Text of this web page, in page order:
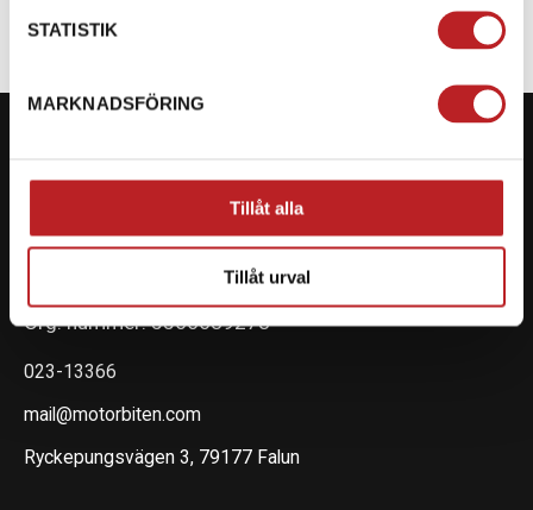
STATISTIK
MARKNADSFÖRING
Tillåt alla
Tillåt urval
KONTAKTA OSS PÅ MOTORBITEN
Org. nummer: 5566689278
023-13366
mail@motorbiten.com
Ryckepungsvägen 3, 79177 Falun